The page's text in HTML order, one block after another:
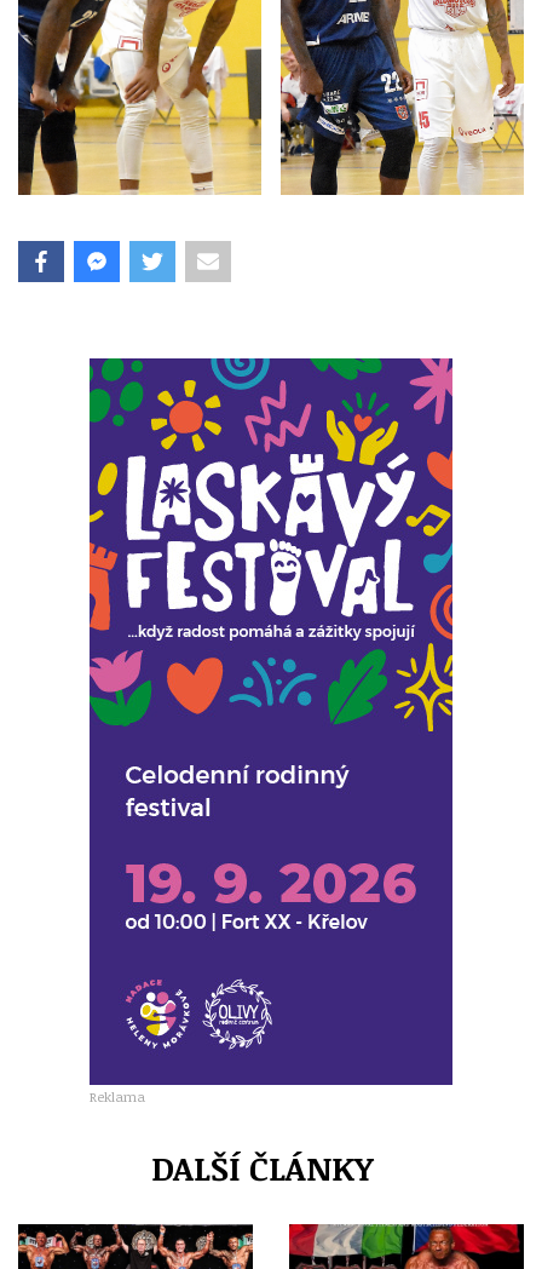
Reklama
DALŠÍ ČLÁNKY